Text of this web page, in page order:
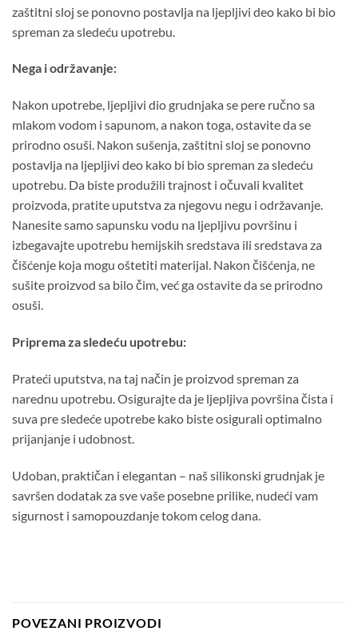
zaštitni sloj se ponovno postavlja na ljepljivi deo kako bi bio
spreman za sledeću upotrebu.
Nega i održavanje:
Nakon upotrebe, ljepljivi dio grudnjaka se pere ručno sa
mlakom vodom i sapunom, a nakon toga, ostavite da se
prirodno osuši. Nakon sušenja, zaštitni sloj se ponovno
postavlja na ljepljivi deo kako bi bio spreman za sledeću
upotrebu. Da biste produžili trajnost i očuvali kvalitet
proizvoda, pratite uputstva za njegovu negu i održavanje.
Nanesite samo sapunsku vodu na ljepljivu površinu i
izbegavajte upotrebu hemijskih sredstava ili sredstava za
čišćenje koja mogu oštetiti materijal. Nakon čišćenja, ne
sušite proizvod sa bilo čim, već ga ostavite da se prirodno
osuši.
Priprema za sledeću upotrebu:
Prateći uputstva, na taj način je proizvod spreman za
narednu upotrebu. Osigurajte da je ljepljiva površina čista i
suva pre sledeće upotrebe kako biste osigurali optimalno
prijanjanje i udobnost.
Udoban, praktičan i elegantan – naš silikonski grudnjak je
savršen dodatak za sve vaše posebne prilike, nudeći vam
sigurnost i samopouzdanje tokom celog dana.
POVEZANI PROIZVODI